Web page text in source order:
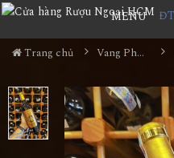
MENU
Trang chủ Vang Pháp